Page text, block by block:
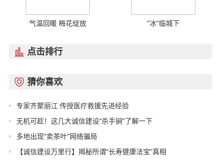
气温回暖 梅花绽放 “冰”临城下
 点击排行
 猜你喜欢
专家齐聚丽江 传授医疗救援先进经验
无机可趁！这几大诚信建设“杀手锏”了解一下
多地出现“卖茶叶”网络骗局
【诚信建设万里行】揭秘所谓“长寿健康法宝”真相